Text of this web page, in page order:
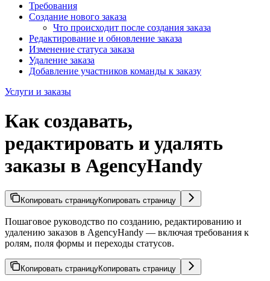
Требования
Создание нового заказа
Что происходит после создания заказа
Редактирование и обновление заказа
Изменение статуса заказа
Удаление заказа
Добавление участников команды к заказу
Услуги и заказы
Как создавать,
редактировать и удалять
заказы в AgencyHandy
Копировать страницуКопировать страницу
Пошаговое руководство по созданию, редактированию и
удалению заказов в AgencyHandy — включая требования к
ролям, поля формы и переходы статусов.
Копировать страницуКопировать страницу